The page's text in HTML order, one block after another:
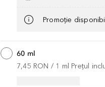
Promoție
60 ml
7,45 RON / 1 ml Prețul